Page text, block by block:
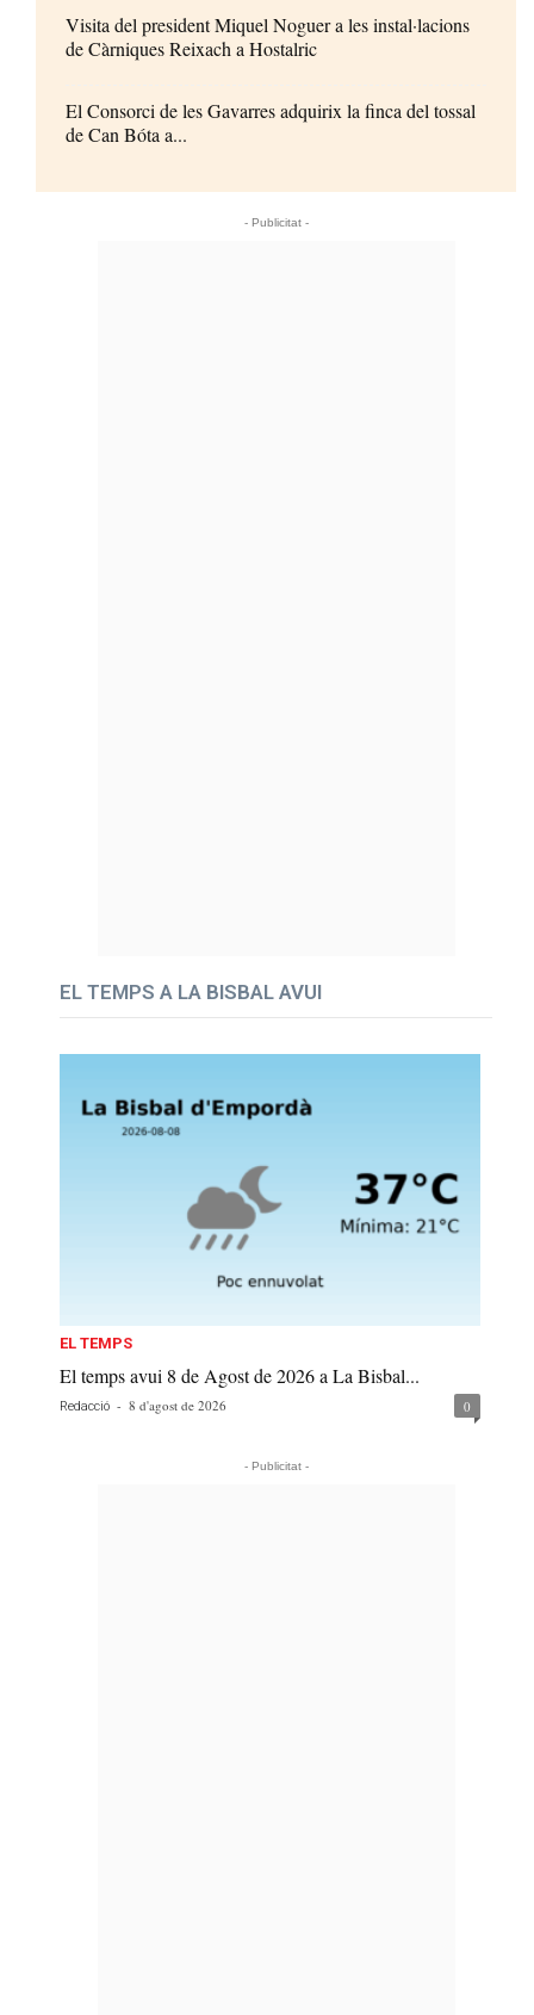
Visita del president Miquel Noguer a les instal·lacions
de Càrniques Reixach a Hostalric
El Consorci de les Gavarres adquirix la finca del tossal
de Can Bóta a...
- Publicitat -
EL TEMPS A LA BISBAL AVUI
EL TEMPS
El temps avui 8 de Agost de 2026 a La Bisbal...
Redacció - 8 d'agost de 2026 0
- Publicitat -